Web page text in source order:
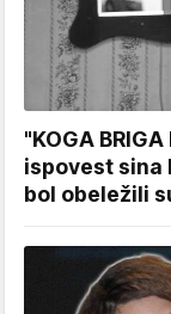
"KOGA
ispovest sina
bol obeležili